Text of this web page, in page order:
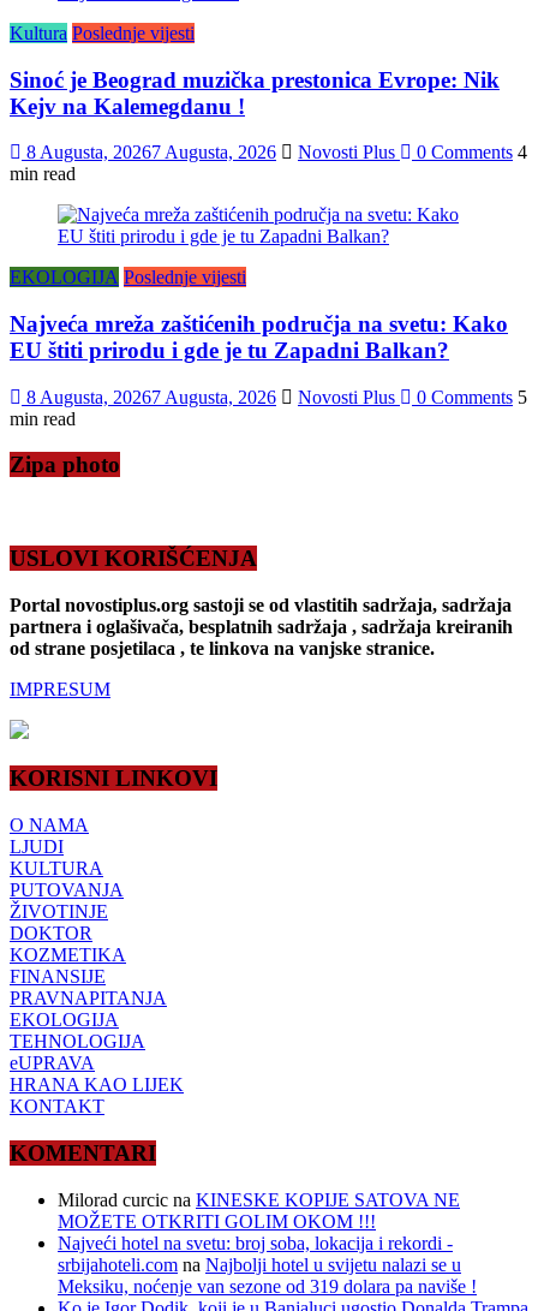
Kultura Poslednje vijesti
Sinoć je Beograd muzička prestonica Evrope: Nik
Kejv na Kalemegdanu !
8 Augusta, 20267 Augusta, 2026 Novosti Plus 0 Comments 4
min read
EKOLOGIJA Poslednje vijesti
Najveća mreža zaštićenih područja na svetu: Kako
EU štiti prirodu i gde je tu Zapadni Balkan?
8 Augusta, 20267 Augusta, 2026 Novosti Plus 0 Comments 5
min read
Zipa photo
USLOVI KORIŠĆENJA
Portal novostiplus.org sastoji se od vlastitih sadržaja, sadržaja
partnera i oglašivača, besplatnih sadržaja , sadržaja kreiranih
od strane posjetilaca , te linkova na vanjske stranice.
IMPRESUM
KORISNI LINKOVI
O NAMA
LJUDI
KULTURA
PUTOVANJA
ŽIVOTINJE
DOKTOR
KOZMETIKA
FINANSIJE
PRAVNAPITANJA
EKOLOGIJA
TEHNOLOGIJA
eUPRAVA
HRANA KAO LIJEK
KONTAKT
KOMENTARI
Milorad curcic na KINESKE KOPIJE SATOVA NE
MOŽETE OTKRITI GOLIM OKOM !!!
Najveći hotel na svetu: broj soba, lokacija i rekordi -
srbijahoteli.com na Najbolji hotel u svijetu nalazi se u
Meksiku, noćenje van sezone od 319 dolara pa naviše !